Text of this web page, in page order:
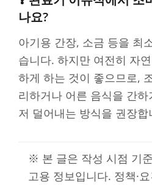
나요?
아기용 간장, 소금 등을 최
습니다. 하지만 여전히 자
하게 하는 것이 좋으므로,
리하거나 어른 음식을 간
저 덜어내는 방식을 권장합
※ 본 글은 작성 시점 기
고용 정보입니다. 정책·